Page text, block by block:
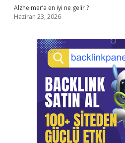
Alzheimer’a en iyi ne gelir ?
Haziran 23, 2026